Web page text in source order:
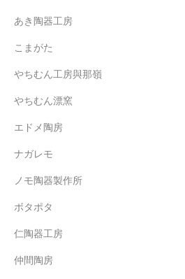
あき陶器工房
こまがた
やちむん工房與那嶺
やちむん漂窯
エドメ陶房
ナガレモ
ノモ陶器製作所
ボタポタ
仁陶器工房
仲間陶房